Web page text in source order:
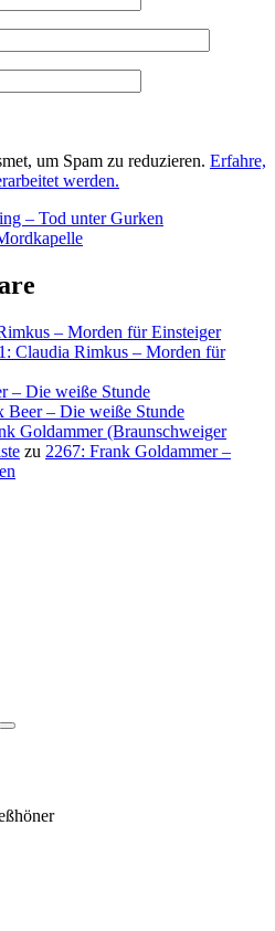
um Spam zu reduzieren. Erfahre,
werden.
– Tod unter Gurken
– Morden für Einsteiger
Claudia Rimkus – Morden für
– Die weiße Stunde
Beer – Die weiße Stunde
Goldammer (Braunschweiger
zu 2267: Frank Goldammer –
Suchen